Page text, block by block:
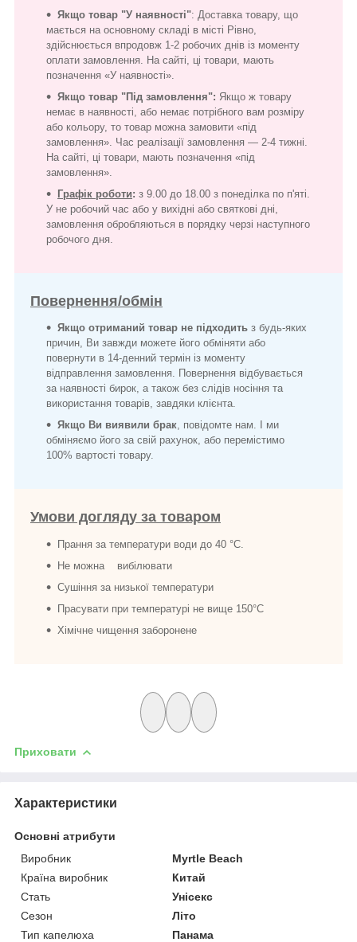
Якщо товар "У наявності": Доставка товару, що
мається на основному складі в місті Рівно,
здійснюється впродовж 1-2 робочих днів із моменту
оплати замовлення. На сайті, ці товари, мають
позначення «У наявності».
Якщо товар "Під замовлення": Якщо ж товару
немає в наявності, або немає потрібного вам розміру
або кольору, то товар можна замовити «під
замовлення». Час реалізації замовлення — 2-4 тижні.
На сайті, ці товари, мають позначення «під
замовлення».
Графік роботи: з 9.00 до 18.00 з понеділка по п'яті.
У не робочий час або у вихідні або святкові дні,
замовлення обробляються в порядку черзі наступного
робочого дня.
Повернення/обмін
Якщо отриманий товар не підходить з будь-яких
причин, Ви завжди можете його обміняти або
повернути в 14-денний термін із моменту
відправлення замовлення. Повернення відбувається
за наявності бирок, а також без слідів носіння та
використання товарів, завдяки клієнта.
Якщо Ви виявили брак, повідомте нам. І ми
обміняємо його за свій рахунок, або перемістимо
100% вартості товару.
Умови догляду за товаром
Прання за температури води до 40 °C.
Не можна вибілювати
Сушіння за низької температури
Прасувати при температурі не вище 150°C
Хімічне чищення заборонене
Приховати
Характеристики
Основні атрибути
Виробник
Myrtle Beach
Країна виробник
Китай
Стать
Унісекс
Сезон
Літо
Тип капелюха
Панама